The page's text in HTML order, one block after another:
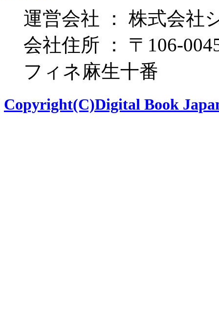
運営会社 ： 株式会社
会社住所 ： 〒106-
フィネ麻生十番
Copyright(C)Digital Book